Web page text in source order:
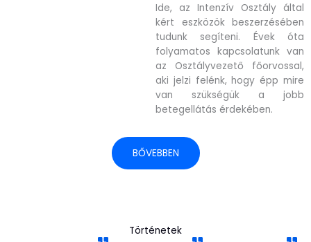
Ide, az Intenzív Osztály által
kért eszközök beszerzésében
tudunk segíteni. Évek óta
folyamatos kapcsolatunk van
az Osztályvezető főorvossal,
aki jelzi felénk, hogy épp mire
van szükségük a jobb
betegellátás érdekében.
BŐVEBBEN
Történetek